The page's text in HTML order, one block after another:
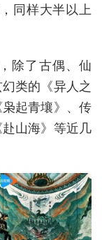
同样大半以上
除了古偶、仙
类的《异人之
起青壤》、传
山海》等近几